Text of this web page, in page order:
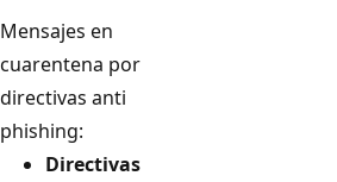
Mensajes en
cuarentena por
directivas anti
phishing:
Directivas